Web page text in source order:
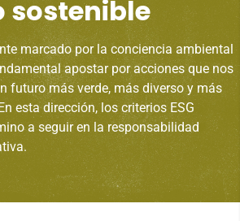
sostenible
marcado por la conciencia ambiental
apostar por acciones que nos
futuro más verde, más diverso y más
esta dirección, los criterios ESG
a seguir en la responsabilidad